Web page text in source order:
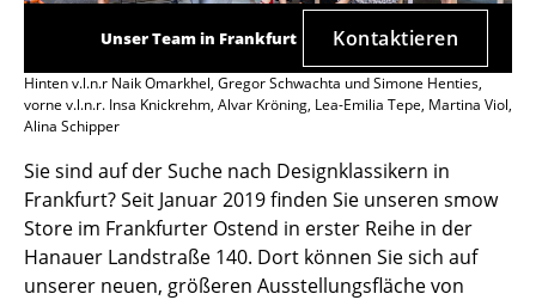
Unser Team in Frankfurt Kontaktieren
Hinten v.l.n.r Naik Omarkhel, Gregor Schwachta und Simone Henties,
vorne v.l.n.r. Insa Knickrehm, Alvar Kröning, Lea-Emilia Tepe, Martina Viol,
Alina Schipper
Sie sind auf der Suche nach Designklassikern in
Frankfurt? Seit Januar 2019 finden Sie unseren smow
Store im Frankfurter Ostend in erster Reihe in der
Hanauer Landstraße 140. Dort können Sie sich auf
unserer neuen, größeren Ausstellungsfläche von